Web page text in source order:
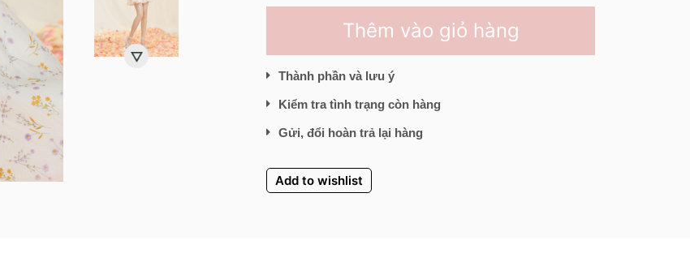
Thêm vào giỏ hàng
Thành phần và lưu ý
Kiểm tra tình trạng còn hàng
Gửi, đổi hoàn trả lại hàng
Add to wishlist